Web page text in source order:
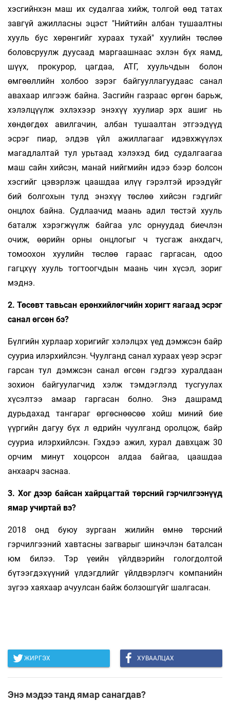
хэсгийнхэн маш их судалгаа хийж, толгой өөд татах
завгүй ажилласны эцэст "Нийтийн албан тушаалтны
хууль бус хөрөнгийг хураах тухай" хуулийн төслөө
боловсруулж дуусаад маргаашнаас эхлэн бүх яамд,
шүүх, прокурор, цагдаа, АТГ, хуульчдын болон
өмгөөллийн холбоо зэрэг байгууллагуудаас санал
авахаар илгээж байна. Засгийн газраас өргөн барьж,
хэлэлцүүлж эхлэхээр энэхүү хуулиар эрх ашиг нь
хөндөгдөх авилгачин, албан тушаалтан этгээдүүд
эсрэг пиар, элдэв үйл ажиллагааг идэвхжүүлэх
магадлалтай тул урьтаад хэлэхэд бид судалгаагаа
маш сайн хийсэн, манай нийгмийн идээ бээр болсон
хэсгийг цэвэрлэж цаашдаа илүү гэрэлтэй ирээдүйг
бий болгохын тулд энэхүү төслөө хийсэн гэдгийг
онцлох байна. Судлаачид маань адил төстэй хууль
баталж хэрэгжүүлж байгаа улс орнуудад биечлэн
очиж, өөрийн орны онцлогыг ч тусгаж анхдагч,
томоохон хуулийн төслөө гараас гаргасан, одоо
гагцхүү хууль тогтоогчдын маань чин хүсэл, зориг
мэднэ.
2. Төсөвт тавьсан ерөнхийлөгчийн хоригт яагаад эсрэг
санал өгсөн бэ?
Бүлгийн хурлаар хоригийг хэлэлцэх үед дэмжсэн байр
сууриа илэрхийлсэн. Чуулганд санал хураах үеэр эсрэг
гарсан тул дэмжсэн санал өгсөн гэдгээ хуралдаан
зохион байгуулагчид хэлж тэмдэглэлд тусгуулах
хүсэлтээ амаар гаргасан болно. Энэ дашрамд
дурьдахад тангараг өргөснөөсөө хойш миний бие
үүргийн дагуу бүх л өдрийн чуулганд оролцож, байр
сууриа илэрхийлсэн. Гэхдээ ажил, хурал давхцаж 30
орчим минут хоцорсон алдаа байгаа, цаашдаа
анхаарч заснаа.
3. Хог дээр байсан хайрцагтай төрсний гэрчилгээнүүд
ямар учиртай вэ?
2018 онд буюу зургаан жилийн өмнө төрсний
гэрчилгээний хавтасны загварыг шинэчлэн баталсан
юм билээ. Тэр үеийн үйлдвэрийн гологдолтой
бүтээгдэхүүний үлдэгдлийг үйлдвэрлэгч компанийн
зүгээ хаяхаар ачуулсан байж болзошгүйг шалгасан.
ЖИРГЭХ ХУВААЛЦАХ
Энэ мэдээ танд ямар санагдав?